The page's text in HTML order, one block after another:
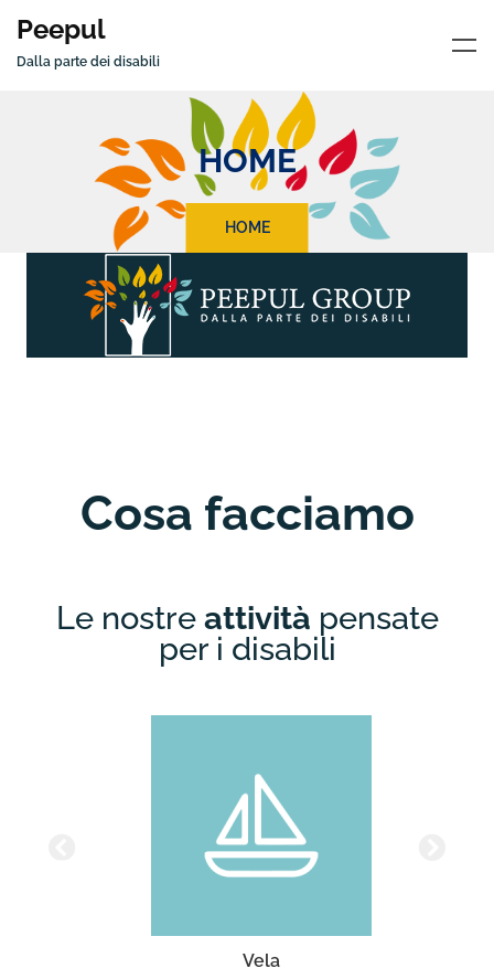
Peepul
Dalla parte dei disabili
HOME
HOME
Cosa facciamo
Le nostre attività pensate
per i disabili
Vela